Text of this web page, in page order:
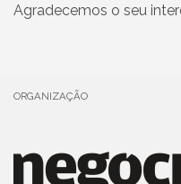
Agradecemos o seu
ORGANIZAÇÃO